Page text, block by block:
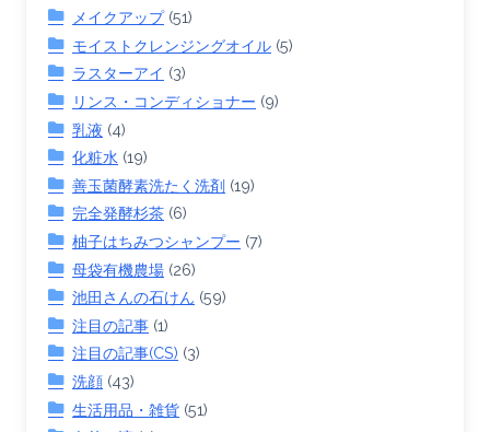
メイクアップ(51)
モイストクレンジングオイル (5)
ラスターアイ (3)
リンス・コンディショナー (9)
乳液 (4)
化粧水 (19)
善玉菌酵素洗たく洗剤 (19)
完全発酵杉茶 (6)
柚子はちみつシャンプー (7)
母袋有機農場 (26)
池田さんの石けん (59)
注目の記事 (1)
注目の記事(CS) (3)
洗顔 (43)
生活用品・雑貨 (51)